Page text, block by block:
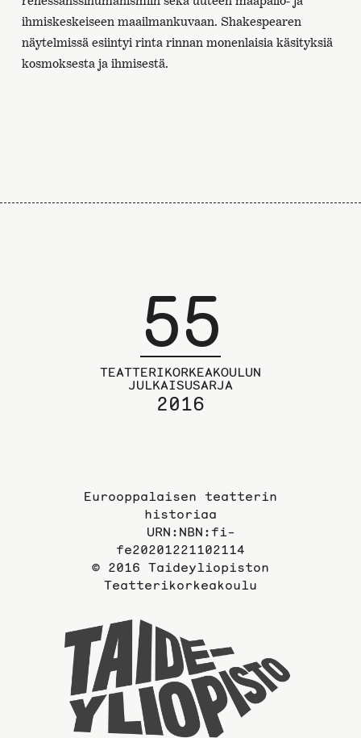
ihmiskeskeiseen maailmankuvaan. Shakespearen
näytelmissä esiintyi rinta rinnan monenlaisia käsityksiä
kosmoksesta ja ihmisestä.
55
TEATTERIKORKEAKOULUN
JULKAISUSARJA
2016
Eurooppalaisen teatterin
historiaa
URN:NBN:fi-
fe20201221102114
© 2016 Taideyliopiston
Teatterikorkeakoulu